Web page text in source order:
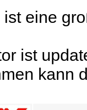
ist eine
ist
kann